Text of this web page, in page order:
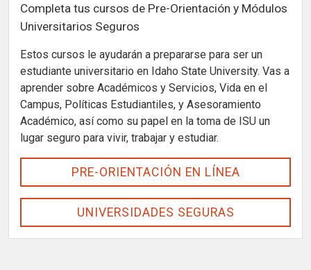
Completa tus cursos de Pre-Orientación y Módulos
Universitarios Seguros
Estos cursos le ayudarán a prepararse para ser un
estudiante universitario en Idaho State University. Vas a
aprender sobre Académicos y Servicios, Vida en el
Campus, Políticas Estudiantiles, y Asesoramiento
Académico, así como su papel en la toma de ISU un
lugar seguro para vivir, trabajar y estudiar.
PRE-ORIENTACIÓN EN LÍNEA
UNIVERSIDADES SEGURAS